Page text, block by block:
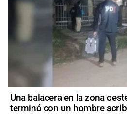
Una balacera en la zona
terminó con un hombre